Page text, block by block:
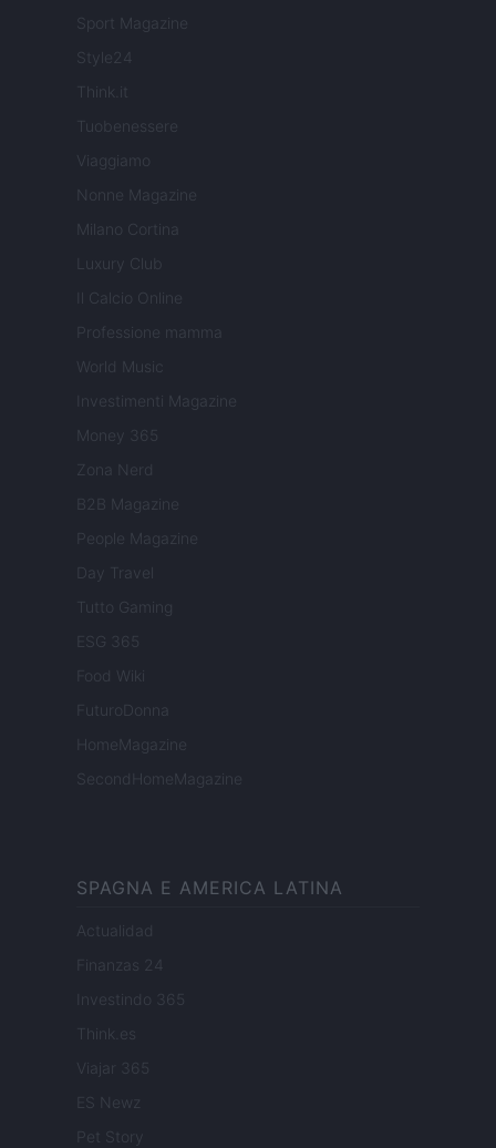
Sport Magazine
Style24
Think.it
Tuobenessere
Viaggiamo
Nonne Magazine
Milano Cortina
Luxury Club
Il Calcio Online
Professione mamma
World Music
Investimenti Magazine
Money 365
Zona Nerd
B2B Magazine
People Magazine
Day Travel
Tutto Gaming
ESG 365
Food Wiki
FuturoDonna
HomeMagazine
SecondHomeMagazine
SPAGNA E AMERICA LATINA
Actualidad
Finanzas 24
Investindo 365
Think.es
Viajar 365
ES Newz
Pet Story